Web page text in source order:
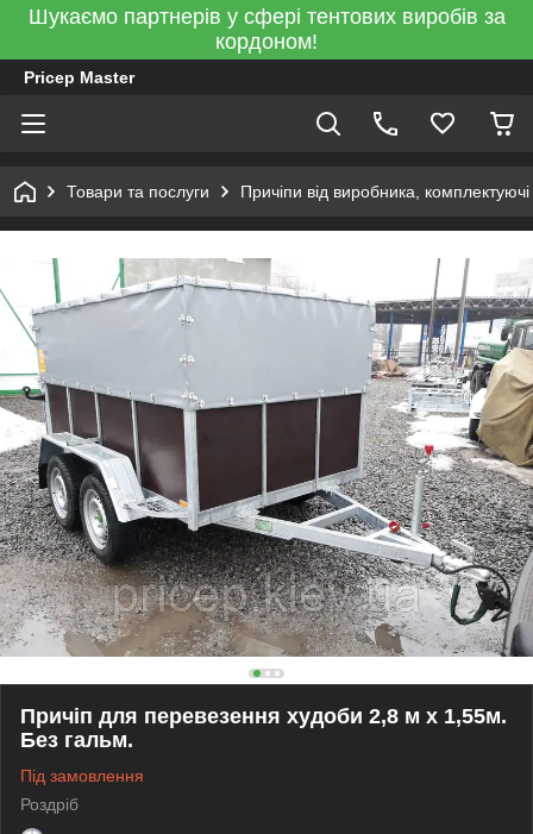
Шукаємо партнерів у сфері тентових виробів за
кордоном!
Pricep Master
Товари та послуги Причіпи від виробника,
Причіп для перевезення худоби 2,8 м х 1,55м.
Без гальм.
Під замовлення
Роздріб